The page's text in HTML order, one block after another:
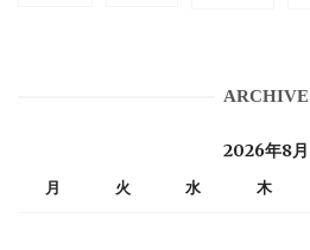
ARCHIVE
2026年8月
月 火 水 木